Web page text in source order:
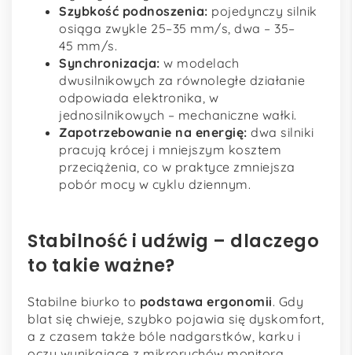
Szybkość podnoszenia: pojedynczy silnik
osiąga zwykle 25–35 mm/s, dwa – 35–
45 mm/s.
Synchronizacja: w modelach
dwusilnikowych za równoległe działanie
odpowiada elektronika, w
jednosilnikowych – mechaniczne wałki.
Zapotrzebowanie na energię: dwa silniki
pracują krócej i mniejszym kosztem
przeciążenia, co w praktyce zmniejsza
pobór mocy w cyklu dziennym.
Stabilność i udźwig – dlaczego
to takie ważne?
Stabilne biurko to podstawa ergonomii. Gdy
blat się chwieje, szybko pojawia się dyskomfort,
a z czasem także bóle nadgarstków, karku i